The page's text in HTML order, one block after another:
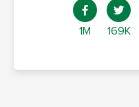
1M 169K